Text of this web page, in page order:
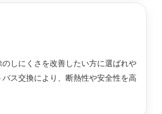
しにくさを改善したい方に選ばれや
ス交換により、断熱性や安全性を高